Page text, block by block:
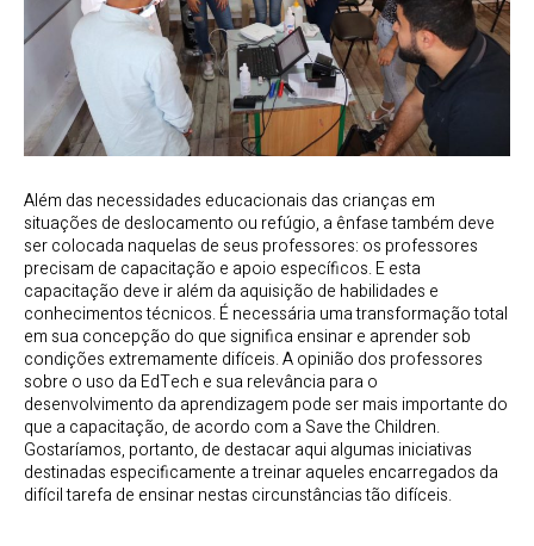
Além das necessidades educacionais das crianças em
situações de deslocamento ou refúgio, a ênfase também deve
ser colocada naquelas de seus professores: os professores
precisam de capacitação e apoio específicos. E esta
capacitação deve ir além da aquisição de habilidades e
conhecimentos técnicos. É necessária uma transformação total
em sua concepção do que significa ensinar e aprender sob
condições extremamente difíceis. A opinião dos professores
sobre o uso da EdTech e sua relevância para o
desenvolvimento da aprendizagem pode ser mais importante do
que a capacitação, de acordo com a Save the Children.
Gostaríamos, portanto, de destacar aqui algumas iniciativas
destinadas especificamente a treinar aqueles encarregados da
difícil tarefa de ensinar nestas circunstâncias tão difíceis.